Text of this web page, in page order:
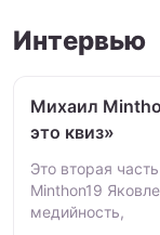
Интервью
Михаил
это квиз»
Это вторая
Minthon19
медийность,